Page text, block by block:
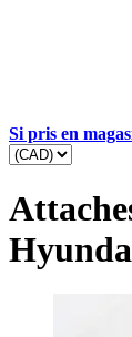
Si pris en